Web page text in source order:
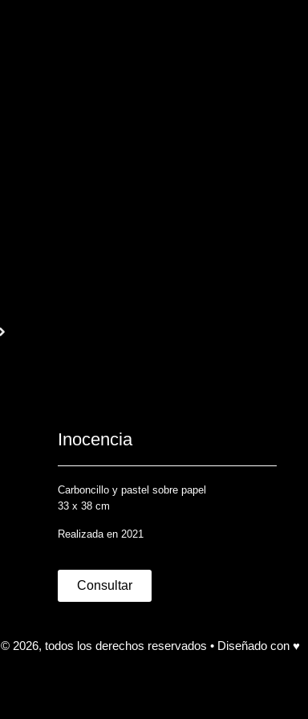
Inocencia
Carboncillo y pastel sobre papel
33 x 38 cm
Realizada en 2021
Consultar
© 2026, todos los derechos reservados • Diseñado con ♥